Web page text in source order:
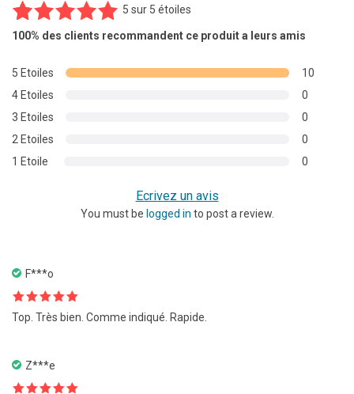
Noté5.00
basé sur
10
notations
client
5 sur 5 étoiles
100% des clients recommandent ce produit a leurs amis
5 Etoiles
10
4 Etoiles
0
3 Etoiles
0
2 Etoiles
0
1 Etoile
0
Ecrivez un avis
You must be logged in to post a review.
F***o
Note5sur
5
Top. Très bien. Comme indiqué. Rapide.
Z***e